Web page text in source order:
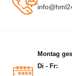
Montag
Di - Fr: